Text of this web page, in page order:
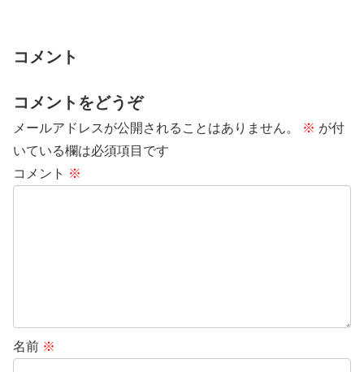
コメント
コメントをどうぞ
メールアドレスが公開されることはありません。 ※ が付
いている欄は必須項目です
コメント ※
名前 ※